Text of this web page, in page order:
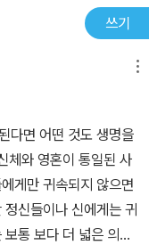
쉽지 않아졌다. 그는 과
동적 인생을 살고 있
서 그녀는 경후문화재
저로 태어난 그녀는
드 음대에서 박사학위
가지고 싶은 것은 다 가
문으로서 사랑과 우정
본인뿐 아니라, 그 가
박준영은 채권자와 채
의 막대한 유산을 물
하나인데 이것을 시
어지니 읽는 입장에서
시 일본식 영문법의 문
른 동사문법인 태를 분
. 저자는 완료시제를
라는 것인데. 차라리
로 수렴되지 않는다고
적으로 다루면서 시제.
싶네요. 사실 다른 장
쓰기
다면 어떤 것도 생명을
체와 영혼이 통일된 사
게만 귀속되지 않으면
신들이나 신에게는 귀
통 보다 더 넓은 의미